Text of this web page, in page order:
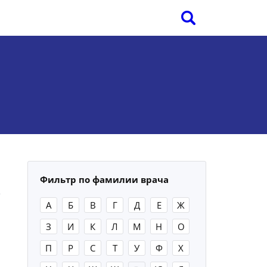
Фильтр по фамилии врача
А Б В Г Д Е
Ж
З
И К Л М Н
О
П
Р С Т У Ф
Х